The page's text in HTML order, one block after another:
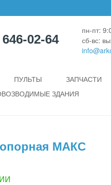
02-64
пн-пт:
сб-вс:
ПУЛЬТЫ ЗАПЧАСТИ
ЗДАНИЯ
МАКС